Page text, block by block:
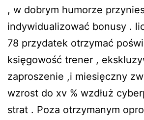
, w dobrym humorze
indywidualizować bonusy .
78 przydatek otrzymać
księgowość trener ,
zaproszenie ,i miesięczny
wzrost do xv % wzdłuż
strat . Poza otrzymanym